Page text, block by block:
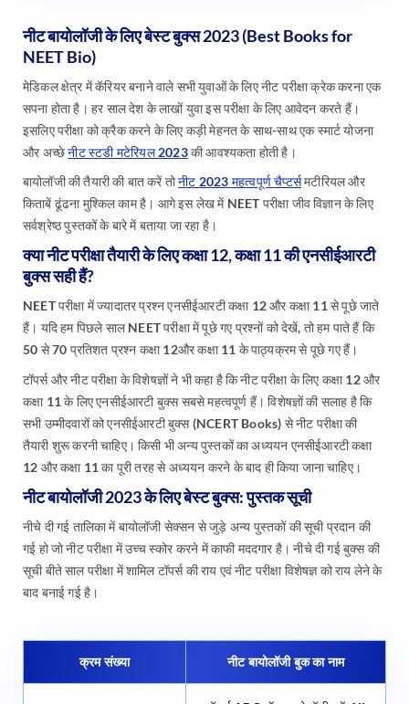
नीट बायोलॉजी के लिए बेस्ट बुक्स 2023 (Best Books for
NEET Bio)
मेडिकल क्षेत्र में कॅरियर बनाने वाले सभी युवाओं के लिए नीट परीक्षा क्रेक करना एक
सपना होता है। हर साल देश के लाखों युवा इस परीक्षा के लिए आवेदन करते हैं।
इसलिए परीक्षा को क्रैक करने के लिए कड़ी मेहनत के साथ-साथ एक स्मार्ट योजना
और अच्छेनीट स्टडी मटेरियल 2023की आवश्यकता होती है।
बायोलॉजी की तैयारी की बात करें तोनीट 2023 महत्वपूर्ण चैप्टर्समटीरियल और
किताबें ढूंढना मुश्किल काम है। आगे इस लेख में NEET परीक्षा जीव विज्ञान के लिए
सर्वश्रेष्ठ पुस्तकों के बारे में बताया जा रहा है।
क्या नीट परीक्षा तैयारी के लिए कक्षा 12, कक्षा 11 की एनसीईआरटी
बुक्स सही हैं?
NEET परीक्षा में ज्यादातर प्रश्न एनसीईआरटी कक्षा 12 और कक्षा 11 से पूछे जाते
हैं। यदि हम पिछले साल NEET परीक्षा में पूछे गए प्रश्नों को देखें, तो हम पाते हैं कि
50 से 70 प्रतिशत प्रश्न कक्षा 12और कक्षा 11 के पाठ्यक्रम से पूछे गए हैं।
टॉपर्स और नीट परीक्षा के विशेषज्ञों ने भी कहा है कि नीट परीक्षा के लिए कक्षा 12 और
कक्षा 11 के लिए एनसीईआरटी बुक्स सबसे महत्वपूर्ण हैं। विशेषज्ञों की सलाह है कि
सभी उम्मीदवारों को एनसीईआरटी बुक्स (NCERT Books) से नीट परीक्षा की
तैयारी शुरू करनी चाहिए। किसी भी अन्य पुस्तकों का अध्ययन एनसीईआरटी कक्षा
12 और कक्षा 11 का पूरी तरह से अध्ययन करने के बाद ही किया जाना चाहिए।
नीट बायोलॉजी 2023 के लिए बेस्ट बुक्स: पुस्तक सूची
नीचे दी गई तालिका में बायोलॉजी सेक्सन से जुड़े अन्य पुस्तकों की सूची प्रदान की
गई हो जो नीट परीक्षा में उच्च स्कोर करने में काफी मददगार है। नीचे दी गई बुक्स की
सूची बीते साल परीक्षा में शामिल टॉपर्स की राय एवं नीट परीक्षा विशेषज्ञ को राय लेने के
बाद बनाई गई है।
क्रम संख्या नीट बायोलॉजी बुक का नाम